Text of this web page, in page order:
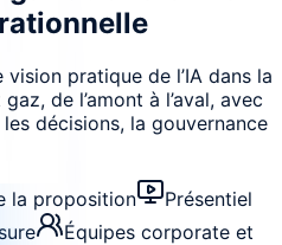
pratique de l’IA dans la
de l’amont à l’aval, avec
décisions, la gouvernance
la proposition
Présentiel
Équipes corporate et